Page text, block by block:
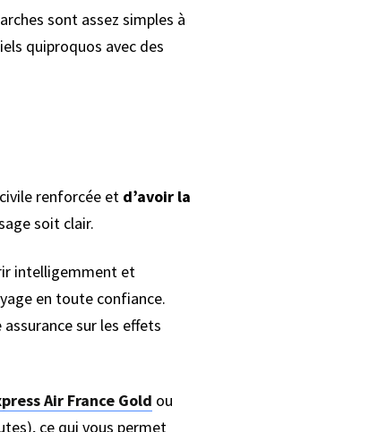
sont assez simples à
quiproquos avec des
renforcée etd’avoir la
soit clair.
intelligemment et
en toute confiance.
sur les effets
Air France Gold ou
ce qui vous permet